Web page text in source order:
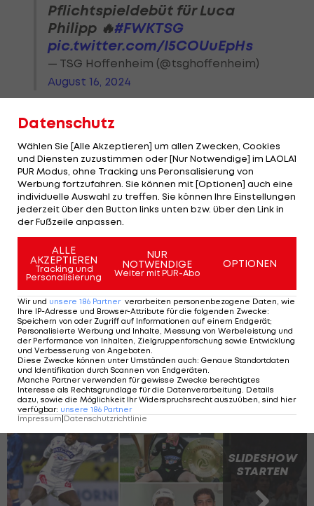
Pflichtspieldebüt für Luca
Philipp 🔥#FWKTSG
pic.twitter.com/I5COUuEpHs
— TSG Hoffenheim (@tsghoffenheim)
August 16, 2024
Transfer von Salzburg-
Verteidiger nach
Hoffenheim geplatzt!
Bundesliga
Nicht im Kader! Bayern-
Star soll Klub verlassen
International
Die teuersten Neuzugänge des SK Sturm
Graz
SLIDESHOW
STARTEN
Datenschutz
Wählen Sie [Alle Akzeptieren] um allen Zwecken, Cookies
und Diensten zuzustimmen oder [Nur Notwendige] im LAOLA1
PUR Modus, ohne Tracking uns Peronsalisierung von
Werbung fortzufahren. Sie können mit [Optionen] auch eine
individuelle Auswahl zu treffen. Sie können Ihre Einstellungen
jederzeit über den Button links unten bzw. über den Link in
der Fußzeile anpassen.
ALLE
AKZEPTIEREN
Tracking und
Personalisierung
NUR
NOTWENDIGE
Weiter mit PUR-Abo
OPTIONEN
Wir und unsere 186 Partner verarbeiten personenbezogene Daten, wie
Ihre IP-Adresse und Browser-Attribute für die folgenden Zwecke:
Speichern von oder Zugriff auf Informationen auf einem Endgerät;
Personalisierte Werbung und Inhalte, Messung von Werbeleistung und
der Performance von Inhalten, Zielgruppenforschung sowie Entwicklung
und Verbesserung von Angeboten.
Diese Zwecke können unter Umständen auch: Genaue Standortdaten
und Identifikation durch Scannen von Endgeräten.
Manche Partner verwenden für gewisse Zwecke berechtigtes
Interesse als Rechtsgrundlage für die Datenverarbeitung. Details
dazu, sowie die Möglichkeit Ihr Widerspruchsrecht auszuüben, sind hier
verfügbar: unsere 186 Partner
Impressum Datenschutzrichtlinie